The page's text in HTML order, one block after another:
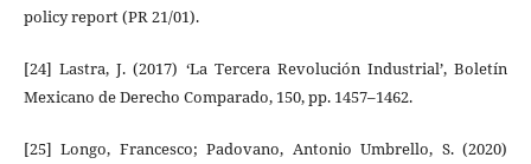
policy report (PR 21/01).
[24] Lastra, J. (2017) ‘La Tercera Revolución Industrial’, Boletín
Mexicano de Derecho Comparado, 150, pp. 1457–1462.
[25] Longo, Francesco; Padovano, Antonio Umbrello, S. (2020)